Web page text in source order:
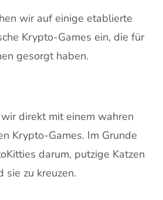
wir auf einige etablierte
Krypto-Games ein, die für
gesorgt haben.
direkt mit einem wahren
Krypto-Games. Im Grunde
darum, putzige Katzen
sie zu kreuzen.